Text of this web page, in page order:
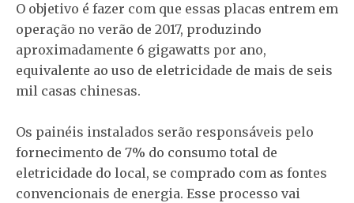
O objetivo é fazer com que essas placas entrem em
operação no verão de 2017, produzindo
aproximadamente 6 gigawatts por ano,
equivalente ao uso de eletricidade de mais de seis
mil casas chinesas.
Os painéis instalados serão responsáveis pelo
fornecimento de 7% do consumo total de
eletricidade do local, se comprado com as fontes
convencionais de energia. Esse processo vai